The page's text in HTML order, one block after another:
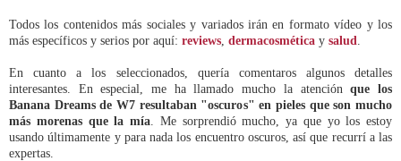
Todos los contenidos más sociales y variados irán en formato vídeo y los
más específicos y serios por aquí: reviews dermacosmética y salud
En cuanto a los seleccionados, quería comentaros algunos detalles
interesantes. En especial, me ha llamado mucho la atenciónque los
Banana Dreams de W7 resultaban "oscuros" en pieles que son mucho
más morenas que la mía . Me sorprendió mucho, ya que yo los estoy
usando últimamente y para nada los encuentro oscuros, así que recurrí a las
expertas.